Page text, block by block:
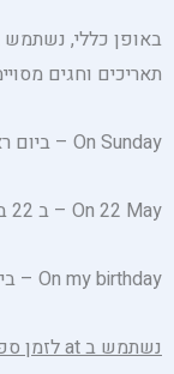
תאריכים וחגים
On Sunday – ביום ראשון
On 22 May – ב 22 במאי
On my birthday – ביום ההולדת שלי
נשתמש בatלזמן